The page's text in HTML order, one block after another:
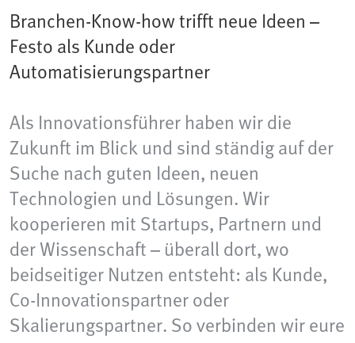
Branchen-Know-how trifft neue Ideen –
Festo als Kunde oder
Automatisierungspartner
Als Innovationsführer haben wir die
Zukunft im Blick und sind ständig auf der
Suche nach guten Ideen, neuen
Technologien und Lösungen. Wir
kooperieren mit Startups, Partnern und
der Wissenschaft – überall dort, wo
beidseitiger Nutzen entsteht: als Kunde,
Co-Innovationspartner oder
Skalierungspartner. So verbinden wir eure